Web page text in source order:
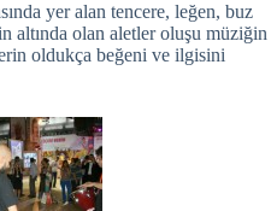
yer alan tencere, leğen, buz
altında olan aletler oluşu müziğin
oldukça beğeni ve ilgisini